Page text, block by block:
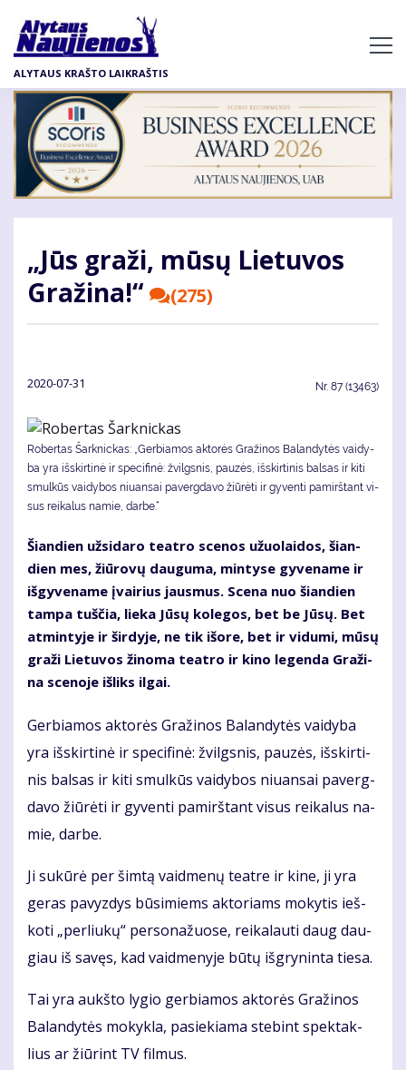
pagrindinį
turinį
ALYTAUS KRAŠTO LAIKRAŠTIS
„Jūs gra­ži, mū­sų Lie­tu­vos
Gra­ži­na!“
(275)
2020-07-31 Nr. 87 (13463)
Robertas Šarknickas: „Ger­bia­mos ak­to­rės Gra­ži­nos Ba­lan­dy­tės vai­dy­
ba yra iš­skir­ti­nė ir spe­ci­fi­nė: žvilgs­nis, pau­zės, iš­skir­ti­nis bal­sas ir ki­ti
smul­kūs vai­dy­bos niu­an­sai pa­verg­da­vo žiū­rė­ti ir gy­ven­ti pa­mirš­tant vi­
sus rei­ka­lus na­mie, dar­be.“
Šian­dien už­si­da­ro te­at­ro sce­nos užuo­lai­dos, šian­
dien mes, žiū­ro­vų dau­gu­ma, min­ty­se gy­ve­na­me ir
iš­gy­ve­na­me įvai­rius jaus­mus. Sce­na nuo šian­dien
tam­pa tuš­čia, lie­ka Jū­sų ko­le­gos, bet be Jū­sų. Bet
at­min­ty­je ir šir­dy­je, ne tik iš­ore, bet ir vi­du­mi, mū­sų
gra­ži Lie­tu­vos ži­no­ma te­at­ro ir ki­no le­gen­da Gra­ži­
na sce­no­je iš­liks il­gai.
Ger­bia­mos ak­to­rės Gra­ži­nos Ba­lan­dy­tės vai­dy­ba
yra iš­skir­ti­nė ir spe­ci­fi­nė: žvilgs­nis, pau­zės, iš­skir­ti­
nis bal­sas ir ki­ti smul­kūs vai­dy­bos niu­an­sai pa­verg­
da­vo žiū­rė­ti ir gy­ven­ti pa­mirš­tant vi­sus rei­ka­lus na­
mie, dar­be.
Ji su­kū­rė per šim­tą vaid­me­nų te­at­re ir ki­ne, ji yra
ge­ras pa­vyz­dys bū­si­miems ak­to­riams mo­ky­tis ieš­
ko­ti „per­liu­kų“ per­so­na­žuo­se, rei­ka­lau­ti daug dau­
giau iš sa­vęs, kad vaid­me­ny­je bū­tų iš­gry­nin­ta tie­sa.
Tai yra aukš­to ly­gio ger­bia­mos ak­to­rės Gra­ži­nos
Ba­lan­dy­tės mo­kyk­la, pa­sie­kia­ma ste­bint spek­tak­
lius ar žiū­rint TV fil­mus.